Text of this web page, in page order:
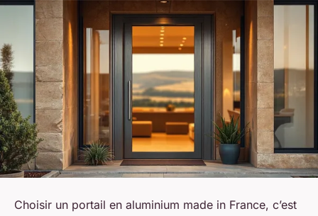
Choisir un portail en aluminium made in France, c’est